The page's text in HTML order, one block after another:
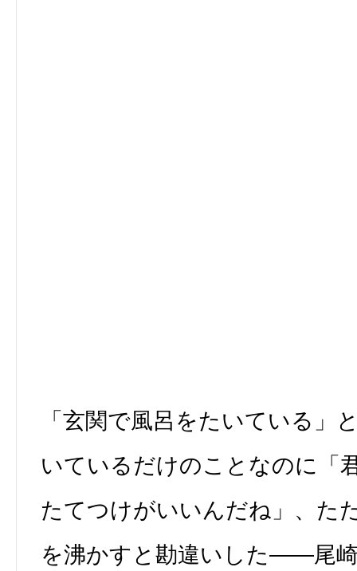
「玄関で風呂をたいている」
いているだけのことなのに「
たてつけがいいんだね」、た
を沸かすと勘違いした――尾